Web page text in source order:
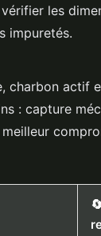
les
impuretés.
charbon actif
: capture